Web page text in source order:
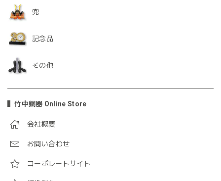
兜
記念品
その他
竹中銅器 Online Store
会社概要
お問い合わせ
コーポレートサイト